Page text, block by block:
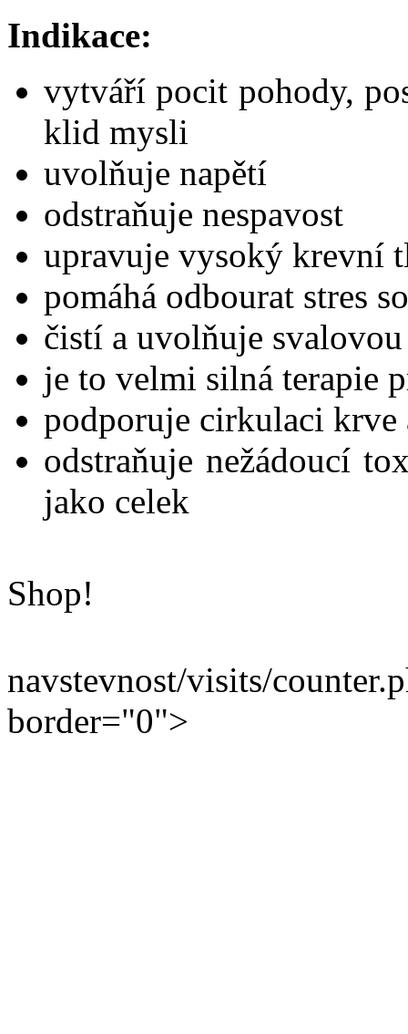
Indikace:
vytváří pocit pohody,
klid mysli
uvolňuje napětí
odstraňuje nespavost
upravuje vysoký krevní
pomáhá odbourat stres
čistí a uvolňuje svalovou
je to velmi silná terapie
podporuje cirkulaci
odstraňuje nežádoucí
jako celek
Shop!
navstevnost/visits/
border="0">